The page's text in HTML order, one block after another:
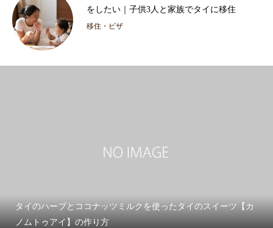
をしたい｜子供3人と家族でタイに移住
移住・ビザ
タイのハーブとココナッツミルクを使ったタイのスイーツ【カ
ノムトゥアイ】の作り方